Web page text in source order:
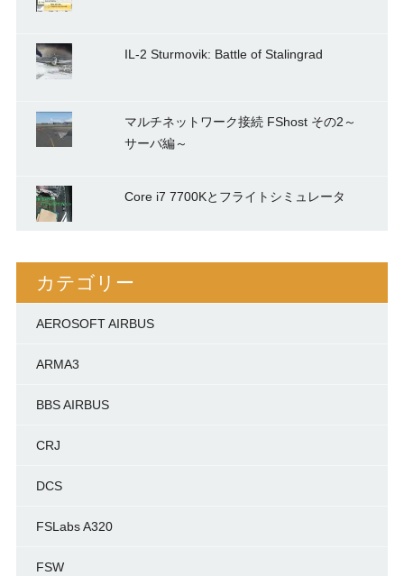
IL-2 Sturmovik: Battle of Stalingrad
マルチネットワーク接続 FShost その2～
サーバ編～
Core i7 7700Kとフライトシミュレータ
カテゴリー
AEROSOFT AIRBUS
ARMA3
BBS AIRBUS
CRJ
DCS
FSLabs A320
FSW